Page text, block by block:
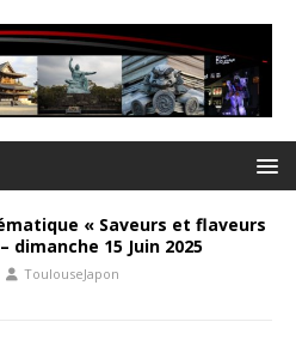
« Saveurs et flaveurs
dimanche 15 Juin 2025
ToulouseJapon